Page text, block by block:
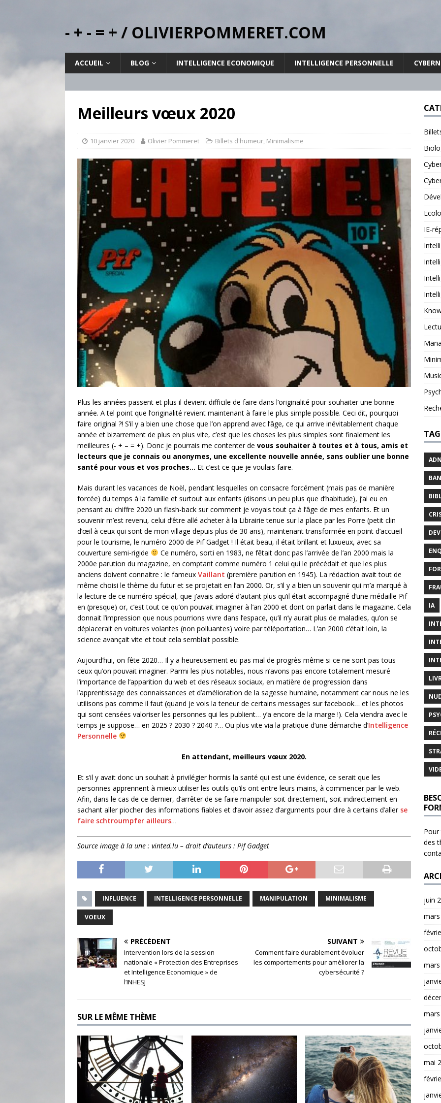
- + - = + / OLIVIERPOMMERET.COM
ACCUEIL BLOG INTELLIGENCE ECONOMIQUE INTELLIGENCE PERSONNELLE
Meilleurs vœux 2020
10 janvier 2020 Olivier Pommeret Billets d'humeur, Minimalisme
Plus les années passent et plus il devient difficile de faire dans l’originalité pour souhaiter une bonne
année. A tel point que l’originalité revient maintenant à faire le plus simple possible. Ceci dit, pourquoi
faire original ?! S’il y a bien une chose que l’on apprend avec l’âge, ce qui arrive inévitablement chaque
année et bizarrement de plus en plus vite, c’est que les choses les plus simples sont finalement les
meilleures (- + – = +). Donc je pourrais me contenter de vous souhaiter à toutes et à tous, amis et
lecteurs que je connais ou anonymes, une excellente nouvelle année, sans oublier une bonne
santé pour vous et vos proches… Et c’est ce que je voulais faire.
Mais durant les vacances de Noël, pendant lesquelles on consacre forcément (mais pas de manière
forcée) du temps à la famille et surtout aux enfants (disons un peu plus que d’habitude), j’ai eu en
pensant au chiffre 2020 un flash-back sur comment je voyais tout ça à l’âge de mes enfants. Et un
souvenir m’est revenu, celui d’être allé acheter à la Librairie tenue sur la place par les Porre (petit clin
d’œil à ceux qui sont de mon village depuis plus de 30 ans), maintenant transformée en point d’accueil
pour le tourisme, le numéro 2000 de Pif Gadget ! Il était beau, il était brillant et luxueux, avec sa
couverture semi-rigide
Ce numéro, sorti en 1983, ne fêtait donc pas l’arrivée de l’an 2000 mais la
2000e parution du magazine, en comptant comme numéro 1 celui qui le précédait et que les plus
anciens doivent connaitre : le fameux Vaillant (première parution en 1945). La rédaction avait tout de
même choisi le thème du futur et se projetait en l’an 2000. Or, s’il y a bien un souvenir qui m’a marqué à
la lecture de ce numéro spécial, que j’avais adoré d’autant plus qu’il était accompagné d’une médaille Pif
en (presque) or, c’est tout ce qu’on pouvait imaginer à l’an 2000 et dont on parlait dans le magazine. Cela
donnait l’impression que nous pourrions vivre dans l’espace, qu’il n’y aurait plus de maladies, qu’on se
déplacerait en voitures volantes (non polluantes) voire par téléportation… L’an 2000 c’était loin, la
science avançait vite et tout cela semblait possible.
Aujourd’hui, on fête 2020… Il y a heureusement eu pas mal de progrès même si ce ne sont pas tous
ceux qu’on pouvait imaginer. Parmi les plus notables, nous n’avons pas encore totalement mesuré
l’importance de l’apparition du web et des réseaux sociaux, en matière de progression dans
l’apprentissage des connaissances et d’amélioration de la sagesse humaine, notamment car nous ne les
utilisons pas comme il faut (quand je vois la teneur de certains messages sur facebook… et les photos
qui sont censées valoriser les personnes qui les publient… y’a encore de la marge !). Cela viendra avec le
temps je suppose… en 2025 ? 2030 ? 2040 ?… Ou plus vite via la pratique d’une démarche d’Intelligence
Personnelle
En attendant, meilleurs vœux 2020.
Et s’il y avait donc un souhait à privilégier hormis la santé qui est une évidence, ce serait que les
personnes apprennent à mieux utiliser les outils qu’ils ont entre leurs mains, à commencer par le web.
Afin, dans le cas de ce dernier, d’arrêter de se faire manipuler soit directement, soit indirectement en
sachant aller piocher des informations fiables et d’avoir assez d’arguments pour dire à certains d’aller se
faire schtroumpfer ailleurs…
Source image à la une : vinted.lu – droit d’auteurs : Pif Gadget
INFLUENCE INTELLIGENCE PERSONNELLE MANIPULATION MINIMALISME
VOEUX
PRÉCÉDENT
Intervention lors de la session
nationale « Protection des Entreprises
et Intelligence Economique » de
l’INHESJ
SUIVANT
Comment faire durablement évoluer
les comportements pour améliorer la
cybersécurité ?
SUR LE MÊME THÈME
IE-
ADN
IA
des
juin
mars
mai